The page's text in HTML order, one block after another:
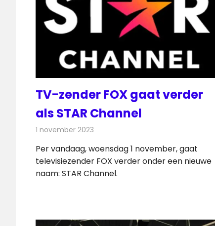
TV-zender FOX gaat verder
als STAR Channel
1 november 2023
Per vandaag, woensdag 1 november, gaat
televisiezender FOX verder onder een nieuwe
naam: STAR Channel.